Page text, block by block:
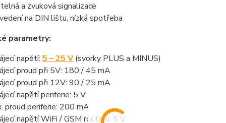
a zvuková signalizace
na DIN lištu, nízká spotřeba
parametry:
napětí: 5 – 25 V(svorky PLUS a MINUS)
proud při 5V: 180 / 45 mA
proud při 12V: 90 / 25 mA
napětí periferie: 5 V
proud periferie: 200 mA
napětí WiFi / GSM routeru: 5 V